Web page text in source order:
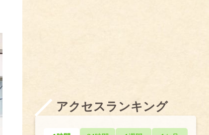
アクセスランキング